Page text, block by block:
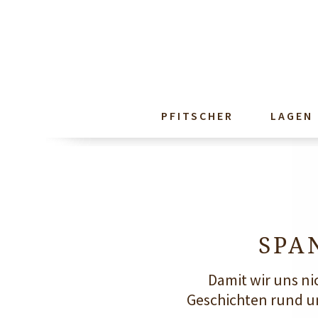
PFITSCHER LAGEN
Damit wir uns
Geschichten rund